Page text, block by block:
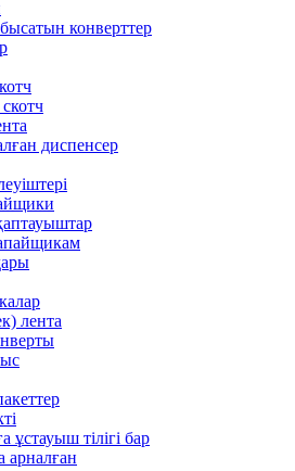
конверттер
диспенсер
лента
ұстауыш тілігі бар
арналған